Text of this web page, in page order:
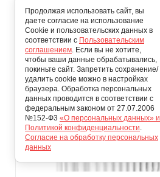
й
Продолжая использовать сайт, вы
даете согласие на использование
Cookie и пользовательских данных в
соответствии с Пользовательским
соглашением. Если вы не хотите,
чтобы ваши данные обрабатывались,
покиньте сайт. Запретить сохранение/
удалить cookie можно в настройках
браузера. Обработка персональных
данных проводится в соответствии с
федеральным законом от 27.07.2006
№152-Ф3 «О персональных данных» и
Политикой конфиденциальности.
Согласие на обработку персональных
данных